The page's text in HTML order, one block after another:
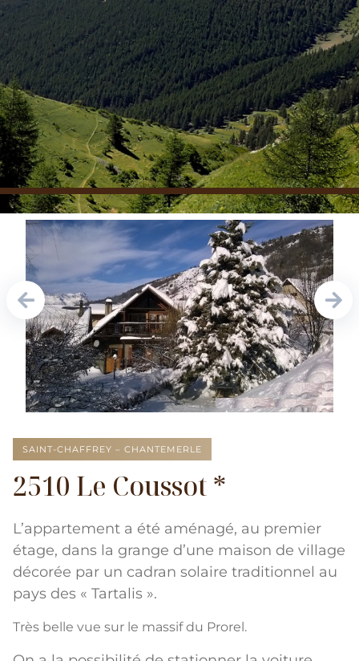
SAINT-CHAFFREY – CHANTEMERLE
2510 Le Coussot *
L’appartement a été aménagé, au premier
étage, dans la grange d’une maison de village
décorée par un cadran solaire traditionnel au
pays des « Tartalis ».
Très belle vue sur le massif du Prorel.